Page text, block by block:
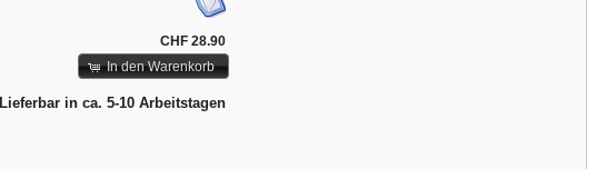
CHF 28.90
In den Warenkorb
Lieferbar in ca. 5-10 Arbeitstagen